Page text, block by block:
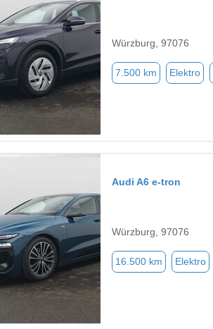
Würzburg, 97076
7.500 km Elektro
Audi A6 e-tron
Würzburg, 97076
16.500 km Elektro